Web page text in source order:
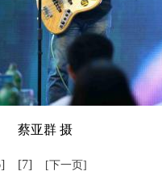
蔡亚群 摄
[7] [下一页]